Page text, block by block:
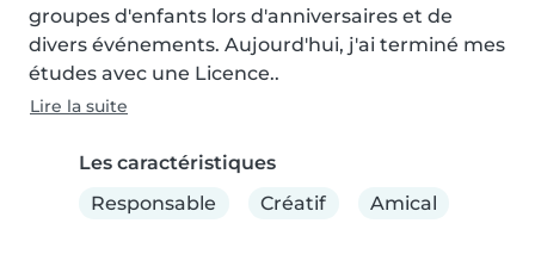
groupes d'enfants lors d'anniversaires et de
divers événements. Aujourd'hui, j'ai terminé mes
études avec une Licence..
Lire la suite
Les caractéristiques
Responsable
Créatif Amical